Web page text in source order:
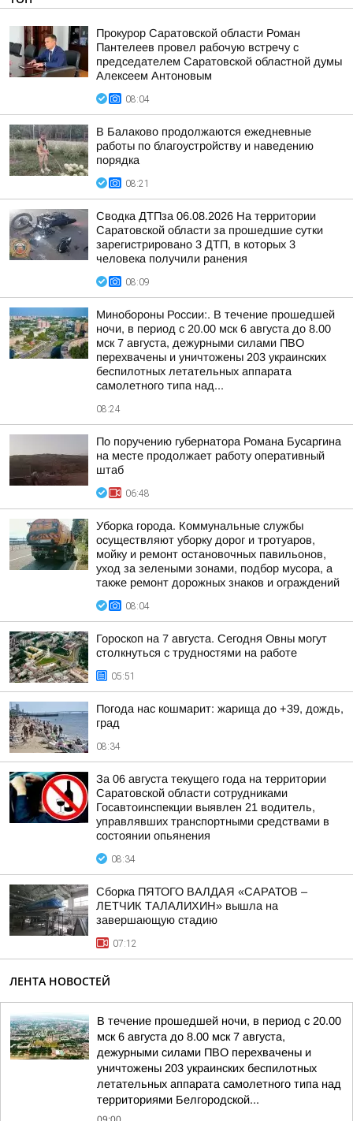
Прокурор Саратовской области Роман
Пантелеев провел рабочую встречу с
председателем Саратовской областной думы
Алексеем Антоновым
08:04
В Балаково продолжаются ежедневные
работы по благоустройству и наведению
порядка
08:21
Сводка ДТПза 06.08.2026 На территории
Саратовской области за прошедшие сутки
зарегистрировано 3 ДТП, в которых 3
человека получили ранения
08:09
Минобороны России:. В течение прошедшей
ночи, в период с 20.00 мск 6 августа до 8.00
мск 7 августа, дежурными силами ПВО
перехвачены и уничтожены 203 украинских
беспилотных летательных аппарата
самолетного типа над...
08:24
По поручению губернатора Романа Бусаргина
на месте продолжает работу оперативный
штаб
06:48
Уборка города. Коммунальные службы
осуществляют уборку дорог и тротуаров,
мойку и ремонт остановочных павильонов,
уход за зелеными зонами, подбор мусора, а
также ремонт дорожных знаков и ограждений
08:04
Гороскоп на 7 августа. Сегодня Овны могут
столкнуться с трудностями на работе
05:51
Погода нас кошмарит: жарища до +39, дождь,
град
08:34
За 06 августа текущего года на территории
Саратовской области сотрудниками
Госавтоинспекции выявлен 21 водитель,
управлявших транспортными средствами в
состоянии опьянения
08:34
Сборка ПЯТОГО ВАЛДАЯ «САРАТОВ –
ЛЕТЧИК ТАЛАЛИХИН» вышла на
завершающую стадию
07:12
ЛЕНТА НОВОСТЕЙ
В течение прошедшей ночи, в период с 20.00
мск 6 августа до 8.00 мск 7 августа,
дежурными силами ПВО перехвачены и
уничтожены 203 украинских беспилотных
летательных аппарата самолетного типа над
территориями Белгородской...